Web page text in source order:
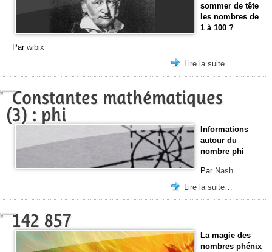
sommer de tête
les nombres de
1 à 100 ?
Par wibix
Lire la suite…
Constantes mathématiques
(3) : phi
Informations
autour du
nombre phi
Par Nash
Lire la suite…
142 857
La magie des
nombres phénix